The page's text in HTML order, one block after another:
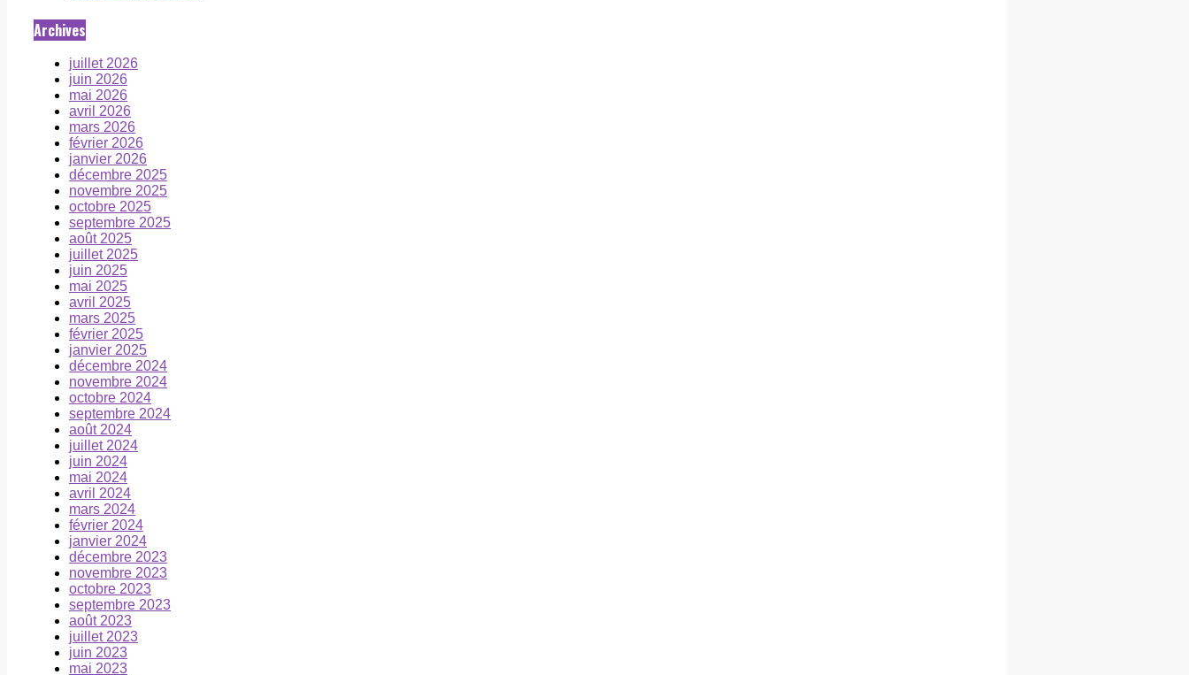
Archives
juillet 2026
juin 2026
mai 2026
avril 2026
mars 2026
février 2026
janvier 2026
décembre 2025
novembre 2025
octobre 2025
septembre 2025
août 2025
juillet 2025
juin 2025
mai 2025
avril 2025
mars 2025
février 2025
janvier 2025
décembre 2024
novembre 2024
octobre 2024
septembre 2024
août 2024
juillet 2024
juin 2024
mai 2024
avril 2024
mars 2024
février 2024
janvier 2024
décembre 2023
novembre 2023
octobre 2023
septembre 2023
août 2023
juillet 2023
juin 2023
mai 2023